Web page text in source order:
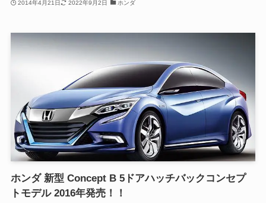
2014年4月21日 2022年9月2日 ホンダ
ホンダ 新型 Concept B 5ドアハッチバックコンセプ
トモデル 2016年発売！！